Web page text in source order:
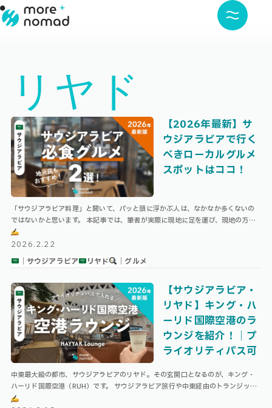
リヤド
【2026年最新】サ
ウジアラビアで行く
べきローカルグルメ
スポットはココ！
「サウジアラビア料理」と聞いて、パッと頭に浮かぶ人は、なかなか多くないの
ではないかと思います。 本記事では、筆者が実際に現地に足を運び、現地の方の
おすすめも聞いた上で、サウジアラビアで必ず行くべきグルメスポットを厳選！
…
2026.2.22
｜サウジアラビア
リヤド ｜グルメ
【サウジアラビア・
リヤド】キング・ハ
ーリド国際空港のラ
ウンジを紹介！｜プ
ライオリティパス可
中東最大級の都市、サウジアラビアのリヤド。その玄関口となるのが、キング・
ハーリド国際空港（RUH）です。 サウジアラビア旅行や中東経由のトランジット
で利用する方も多いこの空港。 本記事では、キング・ハーリド国際空港のター …